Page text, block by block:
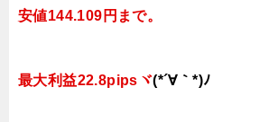
安値144.109円まで。
最大利益22.8pipsヾ(*´∀｀*)ﾉ